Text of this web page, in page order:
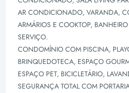
AR CONDICIONADO, VARANDA,
ARMÁRIOS E COOKTOP,
SERVIÇO.
CONDOMÍNIO COM PISCINA,
BRINQUEDOTECA, ESPAÇO
ESPAÇO PET, BICICLETÁRIO,
SEGURANÇA TOTAL COM